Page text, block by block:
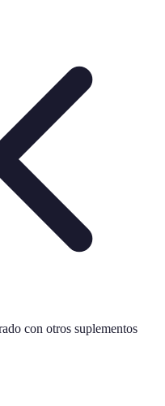
con otros suplementos